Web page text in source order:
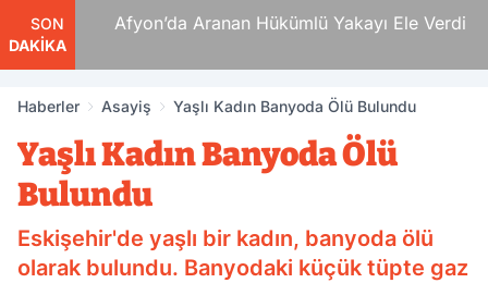
SON
DAKİKA
Afyon’da Aranan Hükümlü Yakayı Ele Verdi
Haberler Asayiş Yaşlı Kadın Banyoda Ölü Bulundu
Yaşlı Kadın Banyoda Ölü
Bulundu
Eskişehir'de yaşlı bir kadın, banyoda ölü
olarak bulundu. Banyodaki küçük tüpte gaz